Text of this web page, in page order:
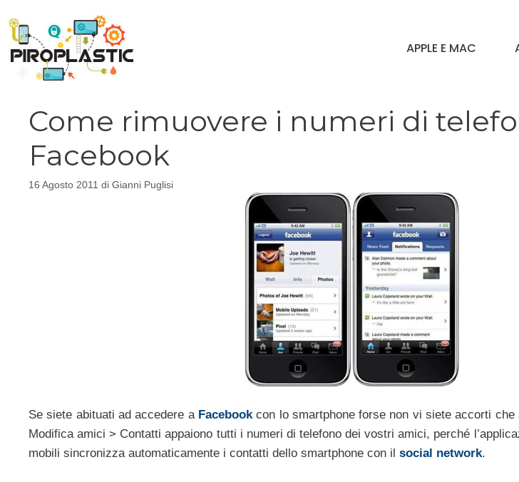
contenuto
APPLE E MAC
Come rimuovere i numeri di
Facebook
16 Agosto 2011 di Gianni Puglisi
Se siete abituati ad accedere a Facebookcon lo smartphone forse non vi siete accorti che
Modifica amici > Contatti appaiono tutti i numeri di telefono dei vostri amici, perché
mobili sincronizza automaticamente i contatti dello smartphone con il social network.